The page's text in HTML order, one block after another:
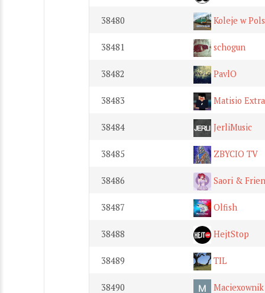
38480 Koleje w
38481 schogun
38482 PavlO
38483 Matisio Extra
38484 JerliMusic
38485 ZBYCIO TV
38486 Saori &
38487 Olfish
38488 HejtStop
38489 TIL
38490 Maciexownik